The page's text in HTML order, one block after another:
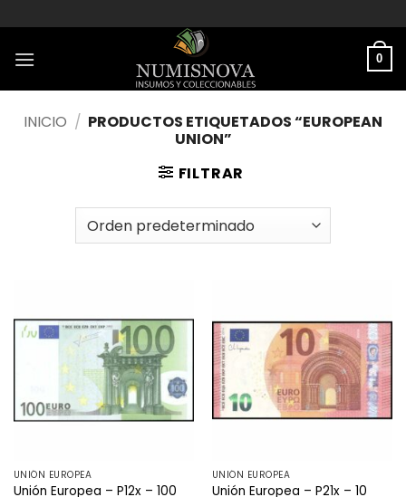
al
contenido
0
INICIO / PRODUCTOS ETIQUETADOS “EUROPEAN
UNION”
FILTRAR
UNIÓN EUROPEA
Unión Europea – P12x – 100
UNIÓN EUROPEA
Unión Europea – P21x – 10